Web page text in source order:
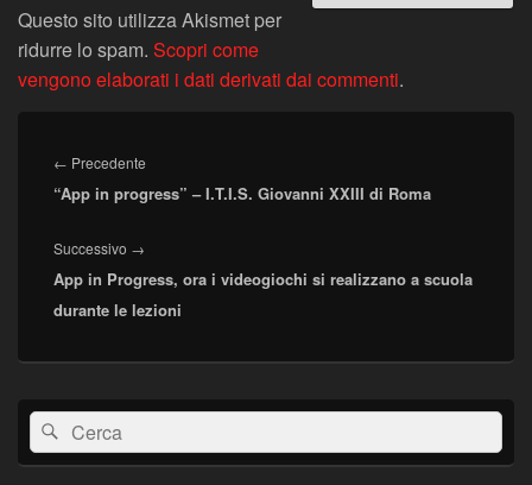
Questo sito utilizza Akismet per
ridurre lo spam. Scopri come
vengono elaborati i dati derivati dai commenti.
articoli
← Precedente
precedente:
“App in progress” – I.T.I.S. Giovanni XXIII di Roma
Successivo →
successivo:
App in Progress, ora i videogiochi si realizzano a scuola
durante le lezioni
Area
widget
barra
laterale
Cerca: Cerca